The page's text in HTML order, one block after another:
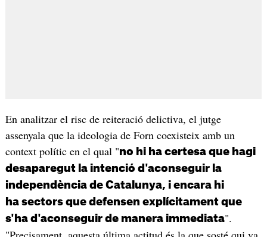
En analitzar el risc de reiteració delictiva, el jutge
assenyala que la ideologia de Forn coexisteix amb un
context polític en el qual "no hi ha certesa que hagi
desaparegut la intenció d'aconseguir la
independència de Catalunya, i encara hi
ha sectors que defensen explícitament que
s'ha d'aconseguir de manera immediata".